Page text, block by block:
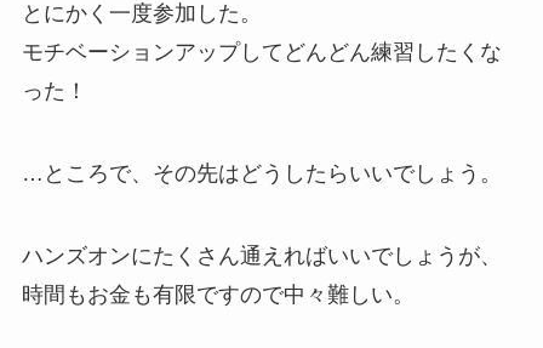
とにかく一度参加した。
モチベーションアップしてどんどん練習したくな
った！
…ところで、その先はどうしたらいいでしょう。
ハンズオンにたくさん通えればいいでしょうが、
時間もお金も有限ですので中々難しい。